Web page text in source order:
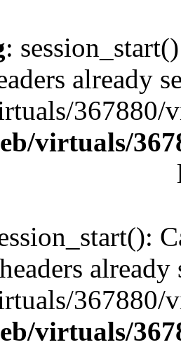
:
already
virtuals/
headers
virtuals/